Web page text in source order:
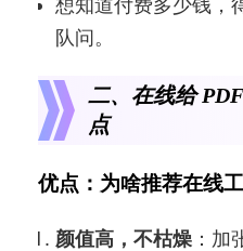
队问。
二、在线给
点
优点：为啥推荐在线
颜值高，不枯燥 ：加